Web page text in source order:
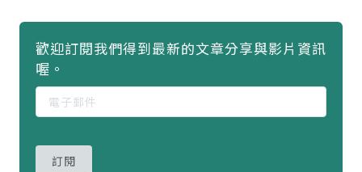
歡迎訂閱我們得到最新的文章分享與影片資訊
喔。
訂閱